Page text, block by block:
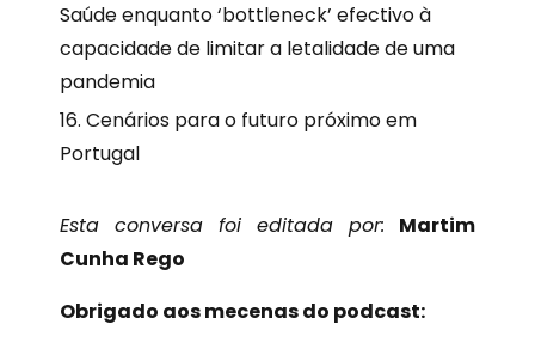
Saúde enquanto ‘bottleneck’ efectivo à
capacidade de limitar a letalidade de uma
pandemia
Cenários para o futuro próximo em
Portugal
Esta conversa foi editada por:
Martim
Cunha Rego
Obrigado aos mecenas do podcast: